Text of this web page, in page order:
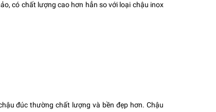
có chất lượng cao hơn hẳn so với loại chậu inox
đúc thường chất lượng và bền đẹp hơn. Chậu